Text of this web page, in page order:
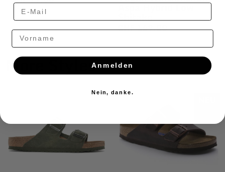
Aspa Hybrid Low
Shitake
CHF169.00
More Styles
Vorname
Anmelden
Nein, danke.